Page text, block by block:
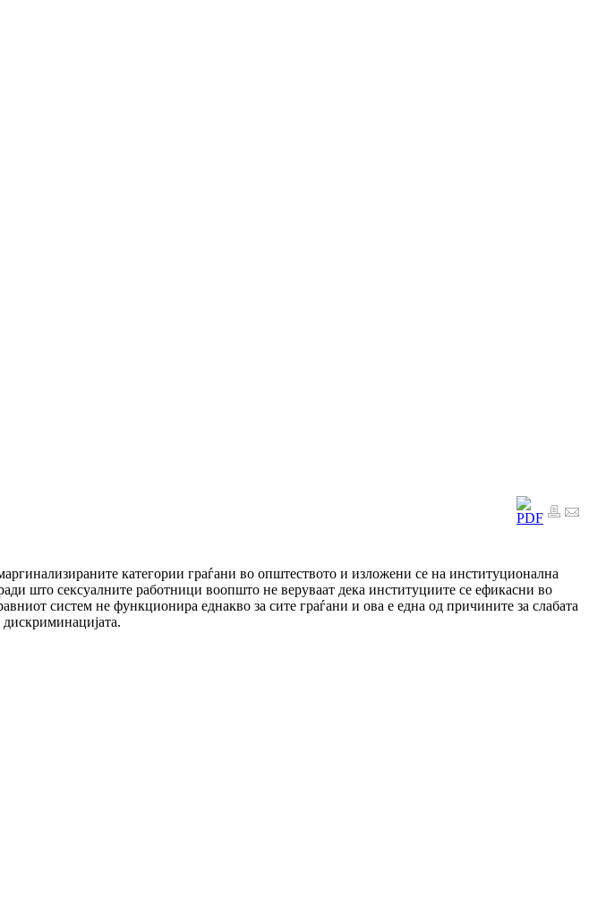
категории граѓани во општеството и изложени се на институционална
што сексуалните работници воопшто не веруваат дека институциите се ефикасни во
систем не функционира еднакво за сите граѓани и ова е една од причините за слабата